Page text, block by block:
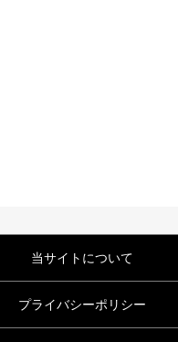
当サイトについて
プライバシーポリシー